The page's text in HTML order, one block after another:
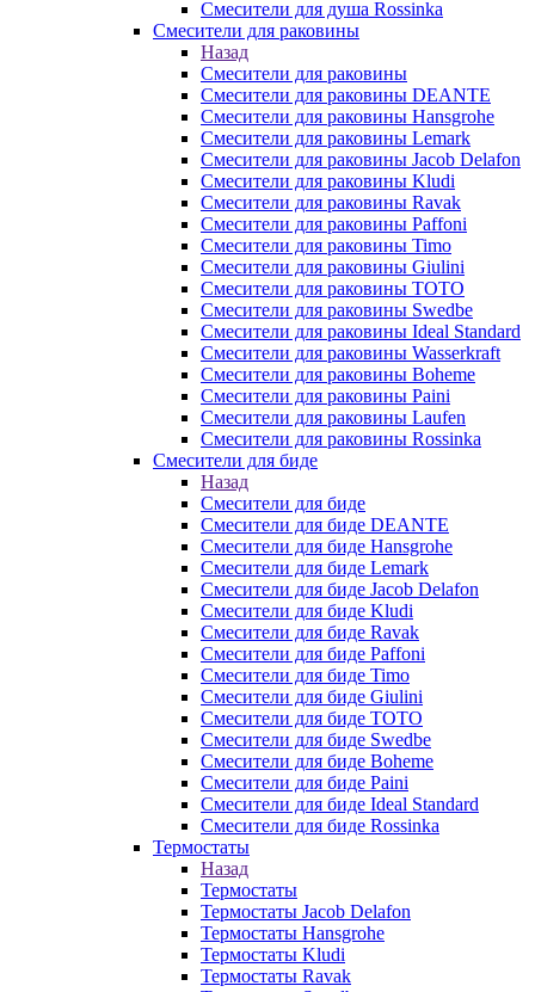
Смесители для душа Rossinka
Смесители для раковины
Назад
Смесители для раковины
Смесители для раковины DEANTE
Смесители для раковины Hansgrohe
Смесители для раковины Lemark
Смесители для раковины Jacob Delafon
Смесители для раковины Kludi
Смесители для раковины Ravak
Смесители для раковины Paffoni
Смесители для раковины Timo
Смесители для раковины Giulini
Смесители для раковины TOTO
Смесители для раковины Swedbe
Смесители для раковины Ideal Standard
Смесители для раковины Wasserkraft
Смесители для раковины Boheme
Смесители для раковины Paini
Смесители для раковины Laufen
Смесители для раковины Rossinka
Смесители для биде
Назад
Смесители для биде
Смесители для биде DEANTE
Смесители для биде Hansgrohe
Смесители для биде Lemark
Смесители для биде Jacob Delafon
Смесители для биде Kludi
Смесители для биде Ravak
Смесители для биде Paffoni
Смесители для биде Timo
Смесители для биде Giulini
Смесители для биде TOTO
Смесители для биде Swedbe
Смесители для биде Boheme
Смесители для биде Paini
Смесители для биде Ideal Standard
Смесители для биде Rossinka
Термостаты
Назад
Термостаты
Термостаты Jacob Delafon
Термостаты Hansgrohe
Термостаты Kludi
Термостаты Ravak